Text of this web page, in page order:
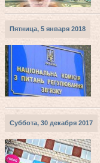
Пятница, 5 января 2018
Суббота, 30 декабря 2017